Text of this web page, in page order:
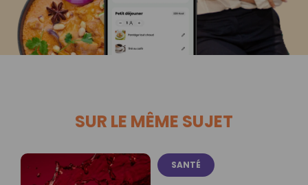
SUR LE MÊME SUJET
SANTÉ